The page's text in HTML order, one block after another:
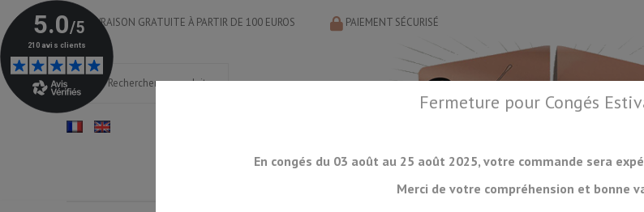
LIVRAISON GRATUITE À PARTIR DE 100 EUROS PAIEMENT SÉCURISÉ
Fermeture pour Congés
En congés du 03 août au 25 août 2025, votre commande sera
Merci de votre compréhension et bonne